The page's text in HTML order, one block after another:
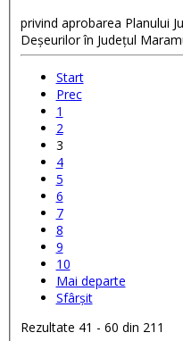
privind aprobarea Planului
Deşeurilor în Judeţul
Start
Prec
1
2
3
4
5
6
7
8
9
10
Mai departe
Sfârșit
Rezultate 41 - 60 din 211